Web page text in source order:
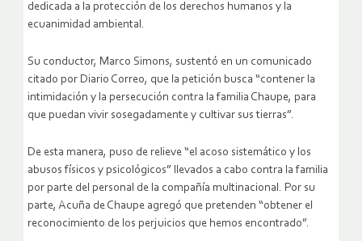
dedicada a la protección de los derechos humanos y la
ecuanimidad ambiental.
Su conductor, Marco Simons, sustentó en un comunicado
citado por Diario Correo, que la petición busca “contener la
intimidación y la persecución contra la familia Chaupe, para
que puedan vivir sosegadamente y cultivar sus tierras”.
De esta manera, puso de relieve “el acoso sistemático y los
abusos físicos y psicológicos” llevados a cabo contra la familia
por parte del personal de la compañía multinacional. Por su
parte, Acuña de Chaupe agregó que pretenden “obtener el
reconocimiento de los perjuicios que hemos encontrado”.